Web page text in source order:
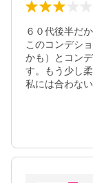
６０代後半だ
このコンデシ
かも）とコン
す。もう少し
私には合わな